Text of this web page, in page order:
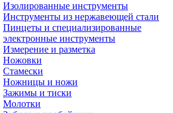
Изолированные инструменты
Инструменты из нержавеющей стали
Пинцеты и специализированные
электронные инструменты
Измерение и разметка
Ножовки
Стамески
Ножницы и ножи
Зажимы и тиски
Молотки